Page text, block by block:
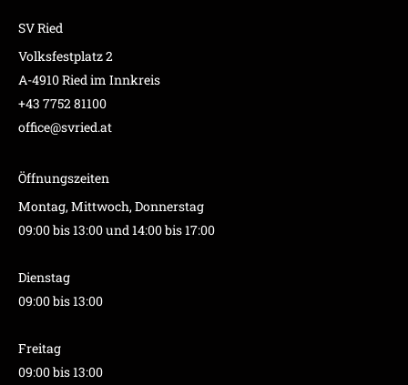
SV Ried
Volksfestplatz 2
A-4910 Ried im Innkreis
+43 7752 81100
office@svried.at
Öffnungszeiten
Montag, Mittwoch, Donnerstag
09:00 bis 13:00 und 14:00 bis 17:00
Dienstag
09:00 bis 13:00
Freitag
09:00 bis 13:00